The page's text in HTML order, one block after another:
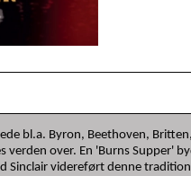
bl.a. Byron, Beethoven,
over. En 'Burns Supper'
Sinclair videreført denne